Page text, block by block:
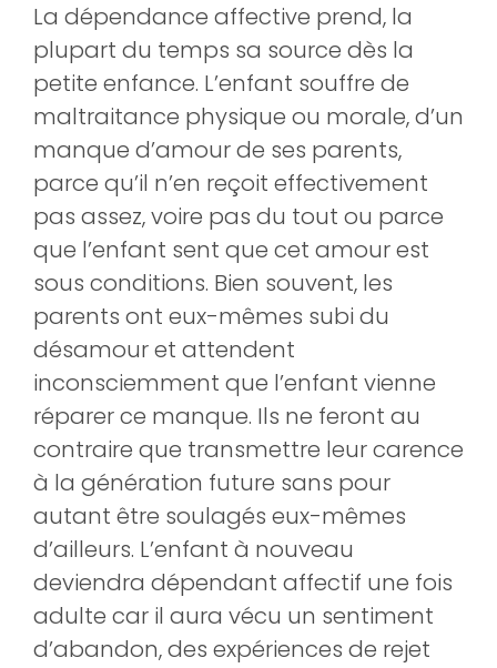
La dépendance affective prend, la
plupart du temps sa source dès la
petite enfance. L’enfant souffre de
maltraitance physique ou morale, d’un
manque d’amour de ses parents,
parce qu’il n’en reçoit effectivement
pas assez, voire pas du tout ou parce
que l’enfant sent que cet amour est
sous conditions. Bien souvent, les
parents ont eux-mêmes subi du
désamour et attendent
inconsciemment que l’enfant vienne
réparer ce manque. Ils ne feront au
contraire que transmettre leur carence
à la génération future sans pour
autant être soulagés eux-mêmes
d’ailleurs. L’enfant à nouveau
deviendra dépendant affectif une fois
adulte car il aura vécu un sentiment
d’abandon, des expériences de rejet